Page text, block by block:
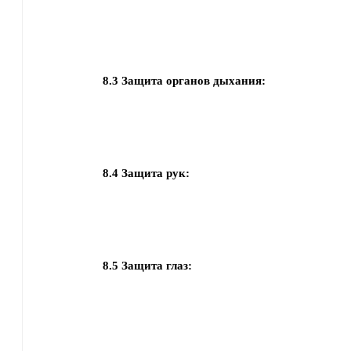
8.3 Защита органов дыхания:
8.4 Защита рук:
8.5 Защита глаз: